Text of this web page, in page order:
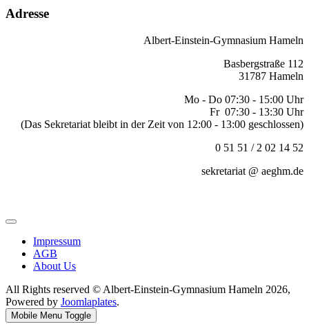
Adresse
Albert-Einstein-Gymnasium Hameln
Basbergstraße 112
31787 Hameln
Mo - Do 07:30 - 15:00 Uhr
Fr 07:30 - 13:30 Uhr
(Das Sekretariat bleibt in der Zeit von 12:00 - 13:00 geschlossen)
0 51 51 / 2 02 14 52
sekretariat @ aeghm.de
Impressum
AGB
About Us
All Rights reserved © Albert-Einstein-Gymnasium Hameln 2026,
Powered by Joomlaplates.
Mobile Menu Toggle